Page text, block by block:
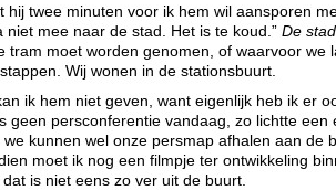
hij twee minuten voor ik hem wil aansporen
niet mee naar de stad. Het is te koud.” De stad
tram moet worden genomen, of waarvoor we
Wij wonen in de stationsbuurt.
ik hem niet geven, want eigenlijk heb ik er
geen persconferentie vandaag, zo lichtte een
kunnen wel onze persmap afhalen aan de
moet ik nog een filmpje ter ontwikkeling
is niet eens zo ver uit de buurt.